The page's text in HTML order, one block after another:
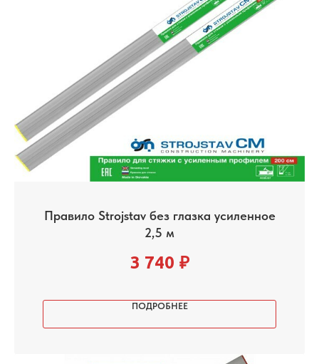
Правило Strojstav без глазка усиленное
2,5 м
3 740 ₽
ПОДРОБНЕЕ